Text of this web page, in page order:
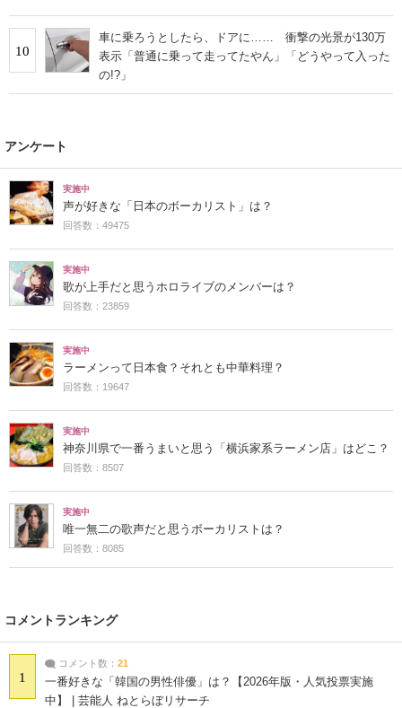
10
車に乗ろうとしたら、ドアに…… 衝撃の光景が130万
表示「普通に乗って走ってたやん」「どうやって入った
の!?」
アンケート
実施中
声が好きな「日本のボーカリスト」は？
回答数：49475
実施中
歌が上手だと思うホロライブのメンバーは？
回答数：23859
実施中
ラーメンって日本食？それとも中華料理？
回答数：19647
実施中
神奈川県で一番うまいと思う「横浜家系ラーメン店」はどこ？
回答数：8507
実施中
唯一無二の歌声だと思うボーカリストは？
回答数：8085
コメントランキング
1
コメント数： 21
一番好きな「韓国の男性俳優」は？【2026年版・人気投票実施
中】 | 芸能人 ねとらぼリサーチ